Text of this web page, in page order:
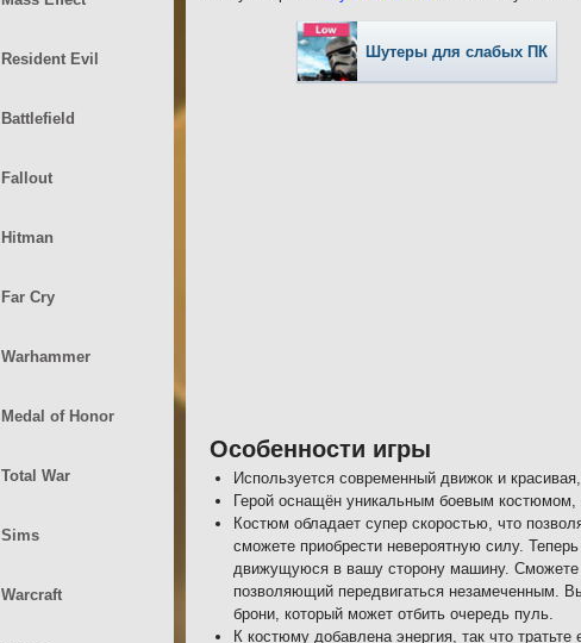
Шутеры для слабых ПК
Особенности игры
Используется современный движок и
Герой оснащён уникальным боевым
Костюм обладает супер скоростью, что
сможете приобрести невероятную силу.
движущуюся в вашу сторону машину. Сможете
позволяющий передвигаться незамеченным.
брони, который может отбить очередь пуль.
К костюму добавлена энергия, так что
Resident Evil
Battlefield
Fallout
Hitman
Far Cry
Warhammer
Medal of Honor
Total War
Sims
Warcraft